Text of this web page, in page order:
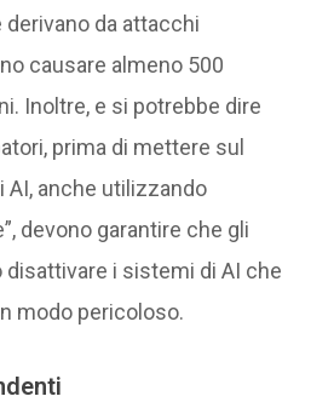
da attacchi
causare almeno 500
Inoltre, e si potrebbe dire
prima di mettere sul
anche utilizzando
devono garantire che gli
i sistemi di AI che
modo pericoloso.